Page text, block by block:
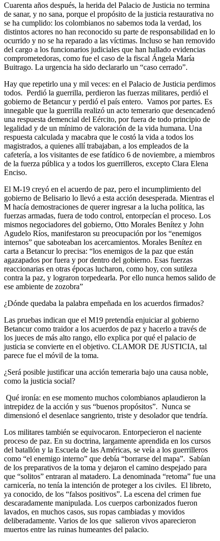
Cuarenta años después, la herida del Palacio de Justicia no termina
de sanar, y no sana, porque el propósito de la justicia restaurativa no
se ha cumplido: los colombianos no sabemos toda la verdad, los
distintos actores no han reconocido su parte de responsabilidad en lo
ocurrido y no se ha reparado a las víctimas. Incluso se han removido
del cargo a los funcionarios judiciales que han hallado evidencias
comprometedoras, como fue el caso de la fiscal Ángela María
Buitrago. La urgencia ha sido declararlo un “caso cerrado”.
Hay que repetirlo una y mil veces: en el Palacio de Justicia perdimos
todos. Perdió la guerrilla, perdieron las fuerzas militares, perdió el
gobierno de Betancur y perdió el país entero. Vamos por partes. Es
innegable que la guerrilla realizó un acto temerario que desencadenó
una respuesta demencial del Eército, por fuera de todo principio de
legalidad y de un mínimo de valoración de la vida humana. Una
respuesta calculada y macabra que le costó la vida a todos los
magistrados, a quienes allí trabajaban, a los empleados de la
cafetería, a los visitantes de ese fatídico 6 de noviembre, a miembros
de la fuerza pública y a todos los guerrilleros, excepto Clara Elena
Enciso.
El M-19 creyó en el acuerdo de paz, pero el incumplimiento del
gobierno de Belisario lo llevó a esta acción desesperada. Mientras el
M hacía demostraciones de querer ingresar a la lucha política, las
fuerzas armadas, fuera de todo control, entorpecían el proceso. Los
mismos negociadores del gobierno, Otto Morales Benítez y John
Agudelo Ríos, manifestaron su preocupación por los “enemigos
internos” que saboteaban los acercamientos. Morales Benítez en
carta a Betancur lo precisa: “los enemigos de la paz que están
agazapados por fuera y por dentro del gobierno. Esas fuerzas
reaccionarias en otras épocas lucharon, como hoy, con sutileza
contra la paz, y lograron torpedearla. Por ello nunca hemos salido de
ese ambiente de zozobra”
¿Dónde quedaba la palabra empeñada en los acuerdos firmados?
Las pruebas indican que el M19 pretendía enjuiciar al gobierno
Betancur como traidor a los acuerdos de paz y hacerlo a través de
los jueces de más alto rango, ello explica por qué el palacio de
justicia se convierte en el objetivo. CLAMOR DE JUSTICIA, tal
parece fue el móvil de la toma.
¿Será posible justificar una acción temeraria bajo una causa noble,
como la justicia social?
Qué ironía: en ese momento muchos colombianos aplaudieron la
intrepidez de la acción y sus “buenos propósitos”. Nunca se
dimensionó el desenlace sangriento, triste y desolador que tendría.
Los militares también se equivocaron. Entorpecieron el naciente
proceso de paz. En su doctrina, largamente aprendida en los cursos
del batallón y la Escuela de las Américas, se veía a los guerrilleros
como “el enemigo interno” que debía “borrarse del mapa”. Sabían
de los preparativos de la toma y dejaron el camino despejado para
que “solitos” entraran al matadero. La denominada “retoma” fue una
carnicería, no tenía la intención de proteger a los civiles. El libreto,
ya conocido, de los “falsos positivos”. La escena del crimen fue
descaradamente manipulada. Los cuerpos carbonizados fueron
lavados, en muchos casos, sus ropas cambiadas y movidos
deliberadamente. Varios de los que salieron vivos aparecieron
muertos entre las ruinas humeantes del palacio.